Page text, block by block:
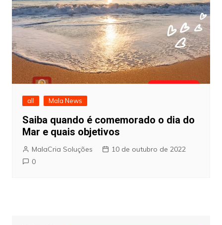
all Mala News
Saiba quando é comemorado o dia do
Mar e quais objetivos
MalaCria Soluções
10 de outubro de 2022
0